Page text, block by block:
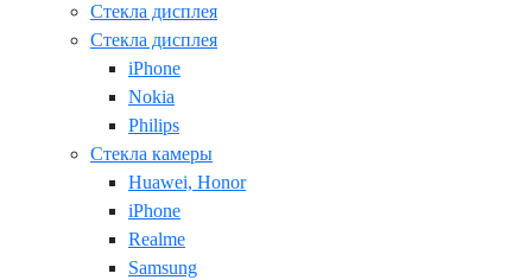
Стекла дисплея
Стекла дисплея
iPhone
Nokia
Philips
Стекла камеры
Huawei, Honor
iPhone
Realme
Samsung